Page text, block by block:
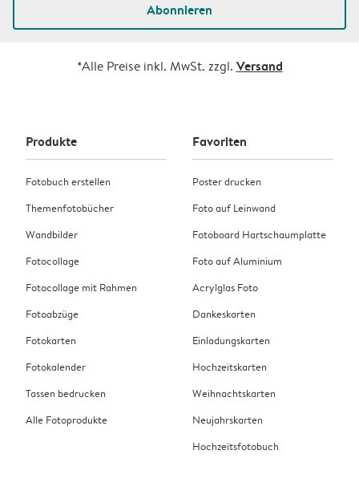
Abonnieren
*Alle Preise inkl. MwSt. zzgl. Versand
Produkte
Fotobuch erstellen
Themenfotobücher
Wandbilder
Fotocollage
Fotocollage mit Rahmen
Fotoabzüge
Fotokarten
Fotokalender
Tassen bedrucken
Alle Fotoprodukte
Favoriten
Poster drucken
Foto auf Leinwand
Fotoboard Hartschaumplatte
Foto auf Aluminium
Acrylglas Foto
Dankeskarten
Einladungskarten
Hochzeitskarten
Weihnachtskarten
Neujahrskarten
Hochzeitsfotobuch